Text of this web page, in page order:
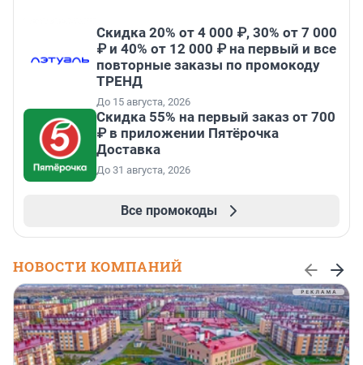
Скидка 20% от 4 000 ₽, 30% от 7 000
₽ и 40% от 12 000 ₽ на первый и все
повторные заказы по промокоду
ТРЕНД
До 15 августа, 2026
Скидка 55% на первый заказ от 700
₽ в приложении Пятёрочка
Доставка
До 31 августа, 2026
Все промокоды
НОВОСТИ КОМПАНИЙ